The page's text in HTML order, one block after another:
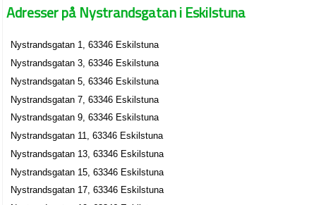
016-512272
Mälardalens Stenhuggeri HB
Anette Susanne Margaretha Mynttinen
016-124278
F. Landstorp Byggkonsult KB
016-517100
Nystrandsgatan 23, 63346 Eskilstuna
ALTHiss och Byggteknik AB
Göran Christer Björkqvist
Adresser på Nystrandsgatan i Eskilstuna
Nystrandsgatan 1, 63346 Eskilstuna
Nystrandsgatan 3, 63346 Eskilstuna
Nystrandsgatan 5, 63346 Eskilstuna
Nystrandsgatan 7, 63346 Eskilstuna
Nystrandsgatan 9, 63346 Eskilstuna
Nystrandsgatan 11, 63346 Eskilstuna
Nystrandsgatan 13, 63346 Eskilstuna
Nystrandsgatan 15, 63346 Eskilstuna
Nystrandsgatan 17, 63346 Eskilstuna